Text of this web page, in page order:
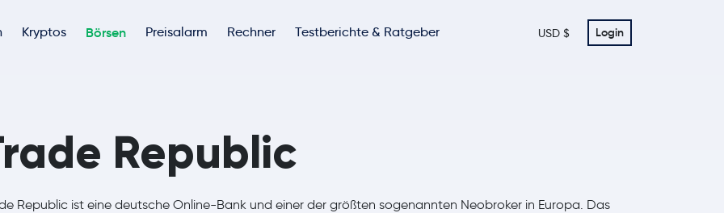
Kryptos Börsen Preisalarm Rechner Testberichte & Ratgeber USD $ Login
Republic
Republic ist eine deutsche Online-Bank und einer der größten sogenannten Neobroker in Europa. Das